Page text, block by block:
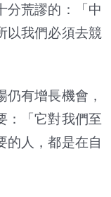
分荒謬的：「中
以我們必須去競
有增長機會，
：「它對我們至
的人，都是在自